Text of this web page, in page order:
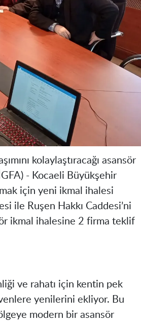
kolaylaştıracağı asansör
-Kocaeli Büyükşehir
için yeni ikmal ihalesi
ile Ruşen Hakkı Caddesi’ni
ikmal ihalesine 2 firma teklif
ve rahatı için kentin pek
yenilerini ekliyor. Bu
modern bir asansör